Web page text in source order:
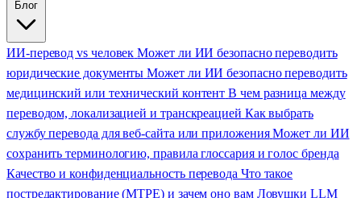
ИИ-перевод vs человек Может ли ИИ безопасно переводить
юридические документы Может ли ИИ безопасно переводить
медицинский или технический контент В чем разница между
переводом, локализацией и транскреацией Как выбрать
службу перевода для веб-сайта или приложения Может ли ИИ
сохранить терминологию, правила глоссария и голос бренда
Качество и конфиденциальность перевода Что такое
постредактирование (MTPE) и зачем оно вам Ловушки LLM